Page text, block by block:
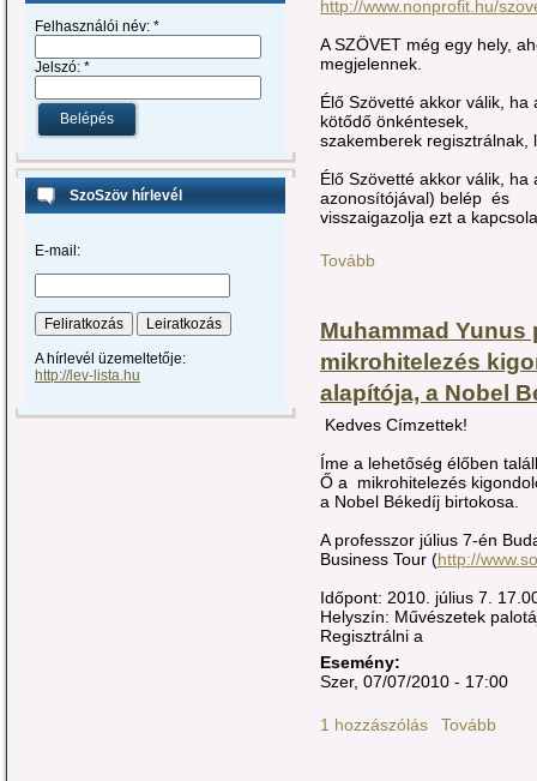
Felhasználói név: *
Jelszó: *
SzoSzöv hírlevél
E-mail:
A hírlevél üzemeltetője:
http://lev-lista.hu
http://www.nonprofit.hu/
A SZÖVET még egy hely,
megjelennek.
Élő Szövetté akkor válik,
kötődő önkéntesek,
szakemberek regisztrálnak,
Élő Szövetté akkor válik,
azonosítójával) belép és
visszaigazolja ezt a
Tovább
Muhammad Yunus
mikrohitelezés
alapítója, a Nobel
Kedves Címzettek!
Íme a lehetőség élőben
Ő a mikrohitelezés
a Nobel Békedíj birtokosa.
A professzor július 7-én
Business Tour (http://
Időpont: 2010. július 7.
Helyszín: Művészetek
Regisztrálni a
Esemény:
Szer, 07/07/2010 - 17:00
1 hozzászólás Tovább